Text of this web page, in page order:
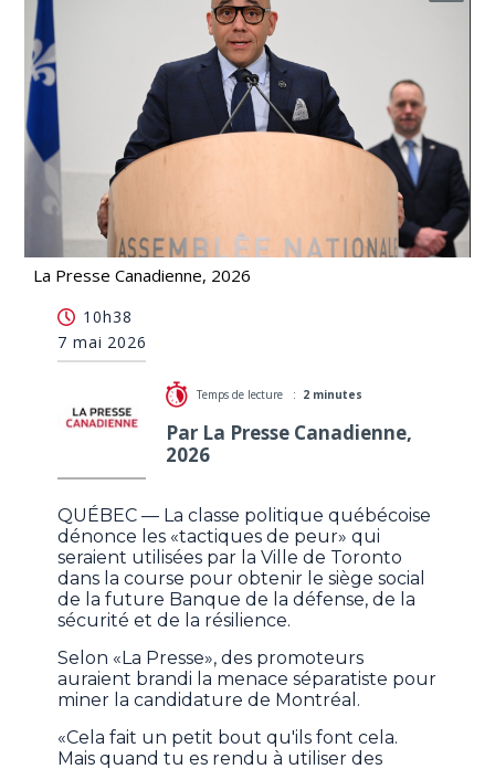
La Presse Canadienne, 2026
«tactiques de peur» de Toronto
10h38
7 mai 2026
Temps de lecture : 2 minutes
Par La Presse Canadienne,
2026
QUÉBEC — La classe politique québécoise
dénonce les «tactiques de peur» qui
seraient utilisées par la Ville de Toronto
dans la course pour obtenir le siège social
de la future Banque de la défense, de la
sécurité et de la résilience.
Selon «La Presse», des promoteurs
auraient brandi la menace séparatiste pour
miner la candidature de Montréal.
«Cela fait un petit bout qu'ils font cela.
Mais quand tu es rendu à utiliser des